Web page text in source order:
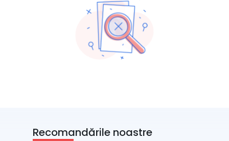
Recomandările noastre